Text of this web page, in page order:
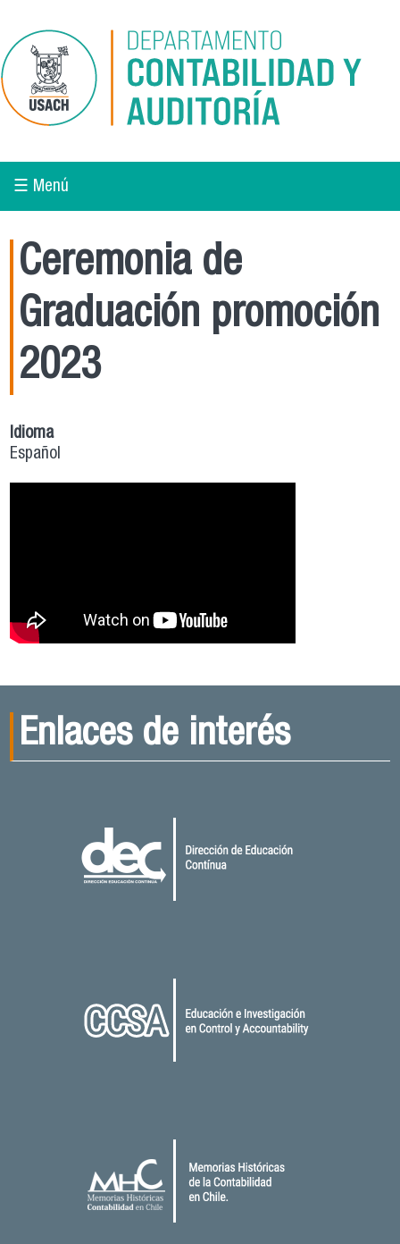
☰ Menú
Ceremonia de
Graduación promoción
2023
Idioma
Español
Enlaces de interés